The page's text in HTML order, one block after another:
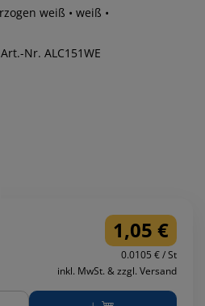
Alco Reissnägel plastiküberzogen weiß • weiß •
Art.-Nr. ALC151WE
1,05 €
0.0105 € / St
inkl. MwSt. & zzgl. Versand